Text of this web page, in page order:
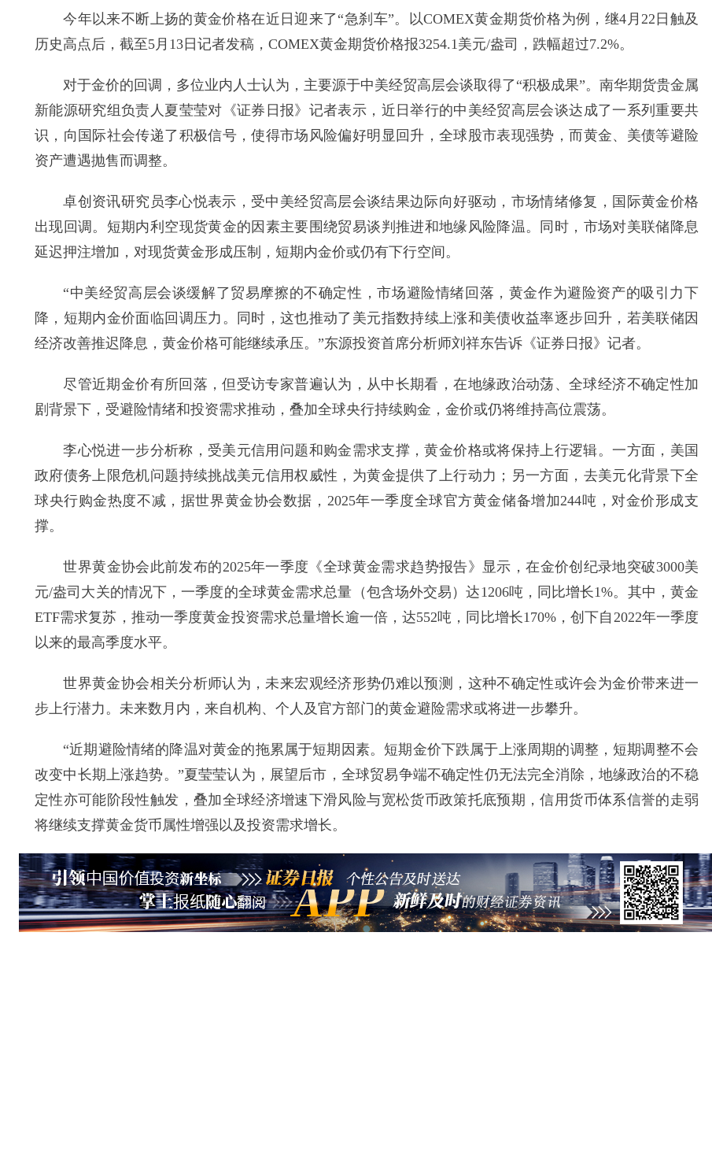
今年以来不断上扬的黄金价格在近日迎来了“急刹车”。以COMEX黄金期货价格为例，继4月22日触及
历史高点后，截至5月13日记者发稿，COMEX黄金期货价格报3254.1美元/盎司，跌幅超过7.2%。
对于金价的回调，多位业内人士认为，主要源于中美经贸高层会谈取得了“积极成果”。南华期货贵金属
新能源研究组负责人夏莹莹对《证券日报》记者表示，近日举行的中美经贸高层会谈达成了一系列重要共
识，向国际社会传递了积极信号，使得市场风险偏好明显回升，全球股市表现强势，而黄金、美债等避险
资产遭遇抛售而调整。
卓创资讯研究员李心悦表示，受中美经贸高层会谈结果边际向好驱动，市场情绪修复，国际黄金价格
出现回调。短期内利空现货黄金的因素主要围绕贸易谈判推进和地缘风险降温。同时，市场对美联储降息
延迟押注增加，对现货黄金形成压制，短期内金价或仍有下行空间。
“中美经贸高层会谈缓解了贸易摩擦的不确定性，市场避险情绪回落，黄金作为避险资产的吸引力下
降，短期内金价面临回调压力。同时，这也推动了美元指数持续上涨和美债收益率逐步回升，若美联储因
经济改善推迟降息，黄金价格可能继续承压。”东源投资首席分析师刘祥东告诉《证券日报》记者。
尽管近期金价有所回落，但受访专家普遍认为，从中长期看，在地缘政治动荡、全球经济不确定性加
剧背景下，受避险情绪和投资需求推动，叠加全球央行持续购金，金价或仍将维持高位震荡。
李心悦进一步分析称，受美元信用问题和购金需求支撑，黄金价格或将保持上行逻辑。一方面，美国
政府债务上限危机问题持续挑战美元信用权威性，为黄金提供了上行动力；另一方面，去美元化背景下全
球央行购金热度不减，据世界黄金协会数据，2025年一季度全球官方黄金储备增加244吨，对金价形成支
撑。
世界黄金协会此前发布的2025年一季度《全球黄金需求趋势报告》显示，在金价创纪录地突破3000美
元/盎司大关的情况下，一季度的全球黄金需求总量（包含场外交易）达1206吨，同比增长1%。其中，黄金
ETF需求复苏，推动一季度黄金投资需求总量增长逾一倍，达552吨，同比增长170%，创下自2022年一季度
以来的最高季度水平。
世界黄金协会相关分析师认为，未来宏观经济形势仍难以预测，这种不确定性或许会为金价带来进一
步上行潜力。未来数月内，来自机构、个人及官方部门的黄金避险需求或将进一步攀升。
“近期避险情绪的降温对黄金的拖累属于短期因素。短期金价下跌属于上涨周期的调整，短期调整不会
改变中长期上涨趋势。”夏莹莹认为，展望后市，全球贸易争端不确定性仍无法完全消除，地缘政治的不稳
定性亦可能阶段性触发，叠加全球经济增速下滑风险与宽松货币政策托底预期，信用货币体系信誉的走弱
将继续支撑黄金货币属性增强以及投资需求增长。